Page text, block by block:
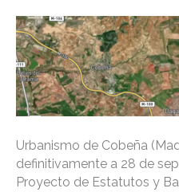
Urbanismo de Cobeña
definitivamente a 28 de
Proyecto de Estatutos y